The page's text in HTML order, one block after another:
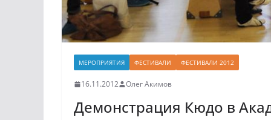
МЕРОПРИЯТИЯ ФЕСТИВАЛИ ФЕСТИВАЛИ 2012
16.11.2012 Олег Акимов
Демонстрация Кюдо в